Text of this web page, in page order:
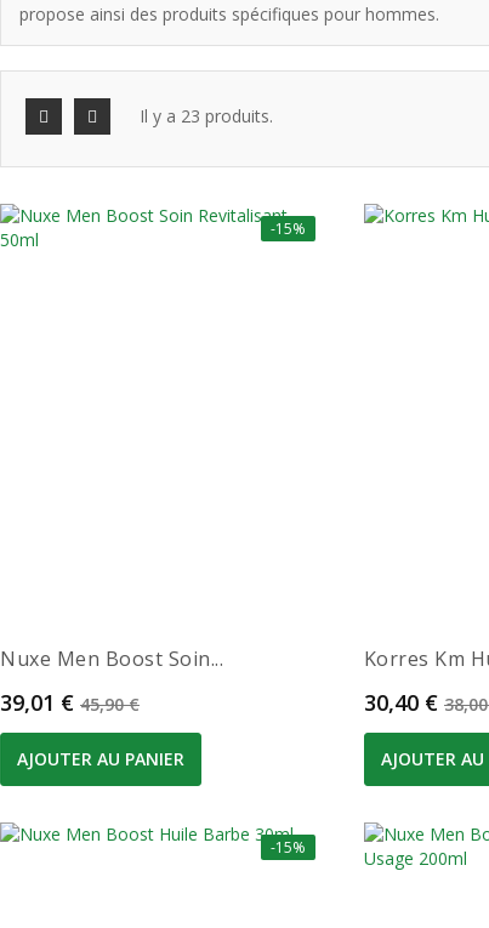
propose ainsi des produits spécifiques pour hommes.
Il y a 23 produits.
-15%
Nuxe Men Boost Soin...
Prix
39,01 € Prix de base
45,90 €
AJOUTER AU PANIER
Korres Km
Prix
30,40 € Prix
AJOUTER AU
-15%